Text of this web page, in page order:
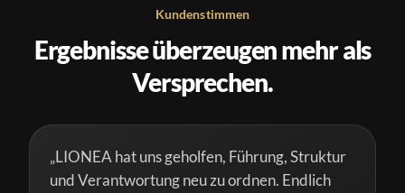
Kundenstimmen
Ergebnisse überzeugen mehr als
Versprechen.
„LIONEA hat uns geholfen, Führung, Struktur
und Verantwortung neu zu ordnen. Endlich